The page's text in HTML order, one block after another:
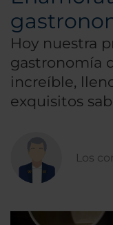
Hoy nuestra
gastronomía
increíble,
exquisitos
Los